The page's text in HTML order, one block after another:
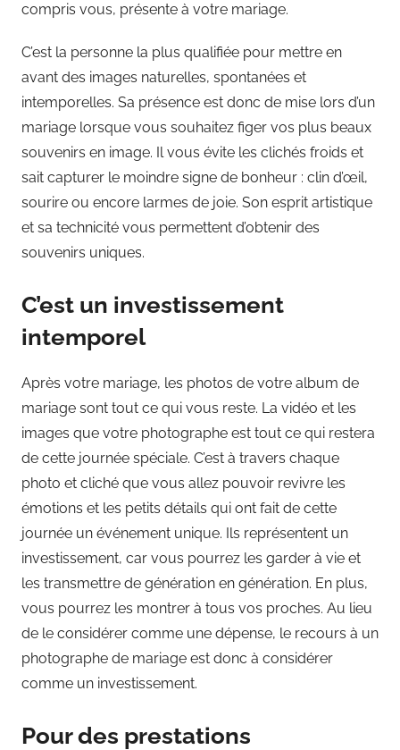
compris vous, présente à votre mariage.
C’est la personne la plus qualifiée pour mettre en
avant des images naturelles, spontanées et
intemporelles. Sa présence est donc de mise lors d’un
mariage lorsque vous souhaitez figer vos plus beaux
souvenirs en image. Il vous évite les clichés froids et
sait capturer le moindre signe de bonheur : clin d’œil,
sourire ou encore larmes de joie. Son esprit artistique
et sa technicité vous permettent d’obtenir des
souvenirs uniques.
C’est un investissement
intemporel
Après votre mariage, les photos de votre album de
mariage sont tout ce qui vous reste. La vidéo et les
images que votre photographe est tout ce qui restera
de cette journée spéciale. C’est à travers chaque
photo et cliché que vous allez pouvoir revivre les
émotions et les petits détails qui ont fait de cette
journée un événement unique. Ils représentent un
investissement, car vous pourrez les garder à vie et
les transmettre de génération en génération. En plus,
vous pourrez les montrer à tous vos proches. Au lieu
de le considérer comme une dépense, le recours à un
photographe de mariage est donc à considérer
comme un investissement.
Pour des prestations